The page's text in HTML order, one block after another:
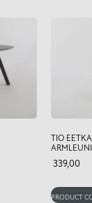
TIO
339,00
PRODUCT